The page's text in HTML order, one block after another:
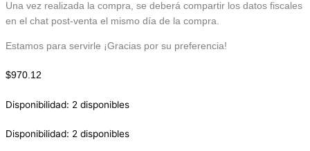
Una vez realizada la compra, se deberá compartir los datos fiscales
en el chat post-venta el mismo día de la compra.
Estamos para servirle ¡Gracias por su preferencia!
$970.12
Disponibilidad: 2 disponibles
Disponibilidad: 2 disponibles